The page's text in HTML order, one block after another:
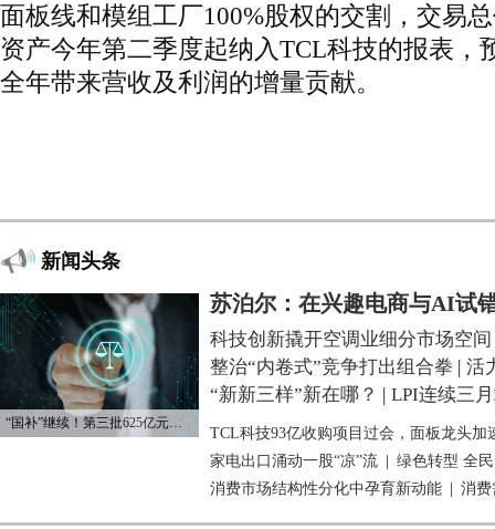
面板线和模组工厂100%股权的交割，交易
资产今年第二季度起纳入TCL科技的报表，
全年带来营收及利润的增量贡献。
新闻头条
“国补”继续！第三批625亿元资金已下达
苏泊尔：在兴趣电商与AI试
科技创新撬开空调业细分市场空间
整治“内卷式”竞争打出组合拳 | 活
“新新三样”新在哪？ | LPI连续三
TCL科技93亿收购项目过会，面板龙头加
家电出口涌动一股“凉”流
绿色转型 全
消费市场结构性分化中孕育新动能
消费